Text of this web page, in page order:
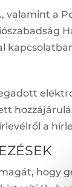
valamint a
a
hogy